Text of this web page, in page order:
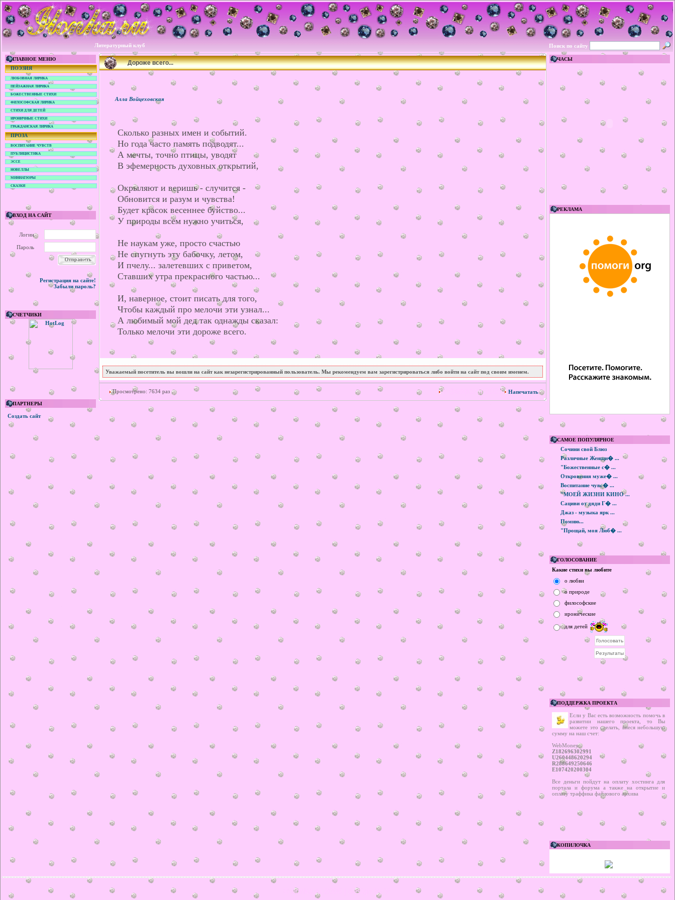
Литературный клуб Поиск по сайту
ГЛАВНОЕ МЕНЮ
ПОЭЗИЯ
ЛЮБОВНАЯ ЛИРИКА
ПЕЙЗАЖНАЯ ЛИРИКА
БОЖЕСТВЕННЫЕ СТИХИ
ФИЛОСОФСКАЯ ЛИРИКА
СТИХИ ДЛЯ ДЕТЕЙ
ИРОНИЧНЫЕ СТИХИ
ГРАЖДАНСКАЯ ЛИРИКА
ПРОЗА
ВОСПИТАНИЕ ЧУВСТВ
ПУБЛИЦИСТИКА
ЭССЕ
НОВЕЛЛЫ
МИНИАТЮРЫ
СКАЗКИ
ВХОД НА САЙТ
Логин
Пароль
Регистрация на сайте!
Забыли пароль?
СЧЕТЧИКИ
ПАРТНЕРЫ
Создать сайт
Дороже всего...
Алла Войцеховская
Сколько разных имен и событий.
Но года часто память подводят...
А мечты, точно птицы, уводят
В эфемерность духовных открытий,
Окрыляют и веришь - случится -
Обновится и разум и чувства!
Будет красок весеннее буйство...
У природы всем нужно учиться,
Не наукам уже, просто счастью
Не спугнуть эту бабочку, летом,
И пчелу... залетевших с приветом,
Ставших утра прекрасного частью...
И, наверное, стоит писать для того,
Чтобы каждый про мелочи эти узнал...
А любимый мой дед так однажды сказал:
Только мелочи эти дороже всего.
Уважаемый посетитель вы вошли на сайт как незарегистрированный пользователь. Мы рекомендуем вам зарегистрироваться либо войти на сайт под своим именем.
Просмотрено: 7634 раз 6 февраля 2023 Напечатать
ЧАСЫ
РЕКЛАМА
САМОЕ ПОПУЛЯРНОЕ
Сочини свой Блюз
Различные Женщи� ...
"Божественные с� ...
Откровения муже� ...
Воспитание чувс� ...
"МОЕЙ ЖИЗНИ КИНО ...
Сациви от дяди Г� ...
Джаз - музыка ярк ...
Помню...
"Прощай, моя Люб� ...
ГОЛОСОВАНИЕ
Какие стихи вы любите
о любви
о природе
философские
иронические
для детей
ПОДДЕРЖКА ПРОЕКТА
Если у Вас есть возможность помочь в
развитии нашего проекта, то Вы
можете это сделать, внеся небольшую
сумму на наш счет:
WebMoney:
Z182696302991
U260448620294
R288649250646
E107420200304
Все деньги пойдут на оплату хостинга для
портала и форума а также на открытие и
оплату траффика файлового архива
КОПИЛОЧКА
© ilonka.ru 2006 | design by V